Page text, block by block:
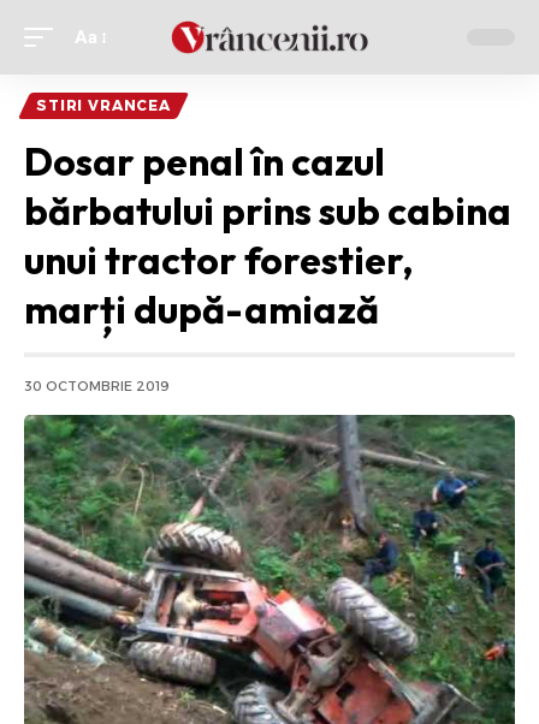
Ajustor
font
Aa
STIRI VRANCEA
Dosar penal în cazul
bărbatului prins sub cabina
unui tractor forestier,
marți după-amiază
30 OCTOMBRIE 2019